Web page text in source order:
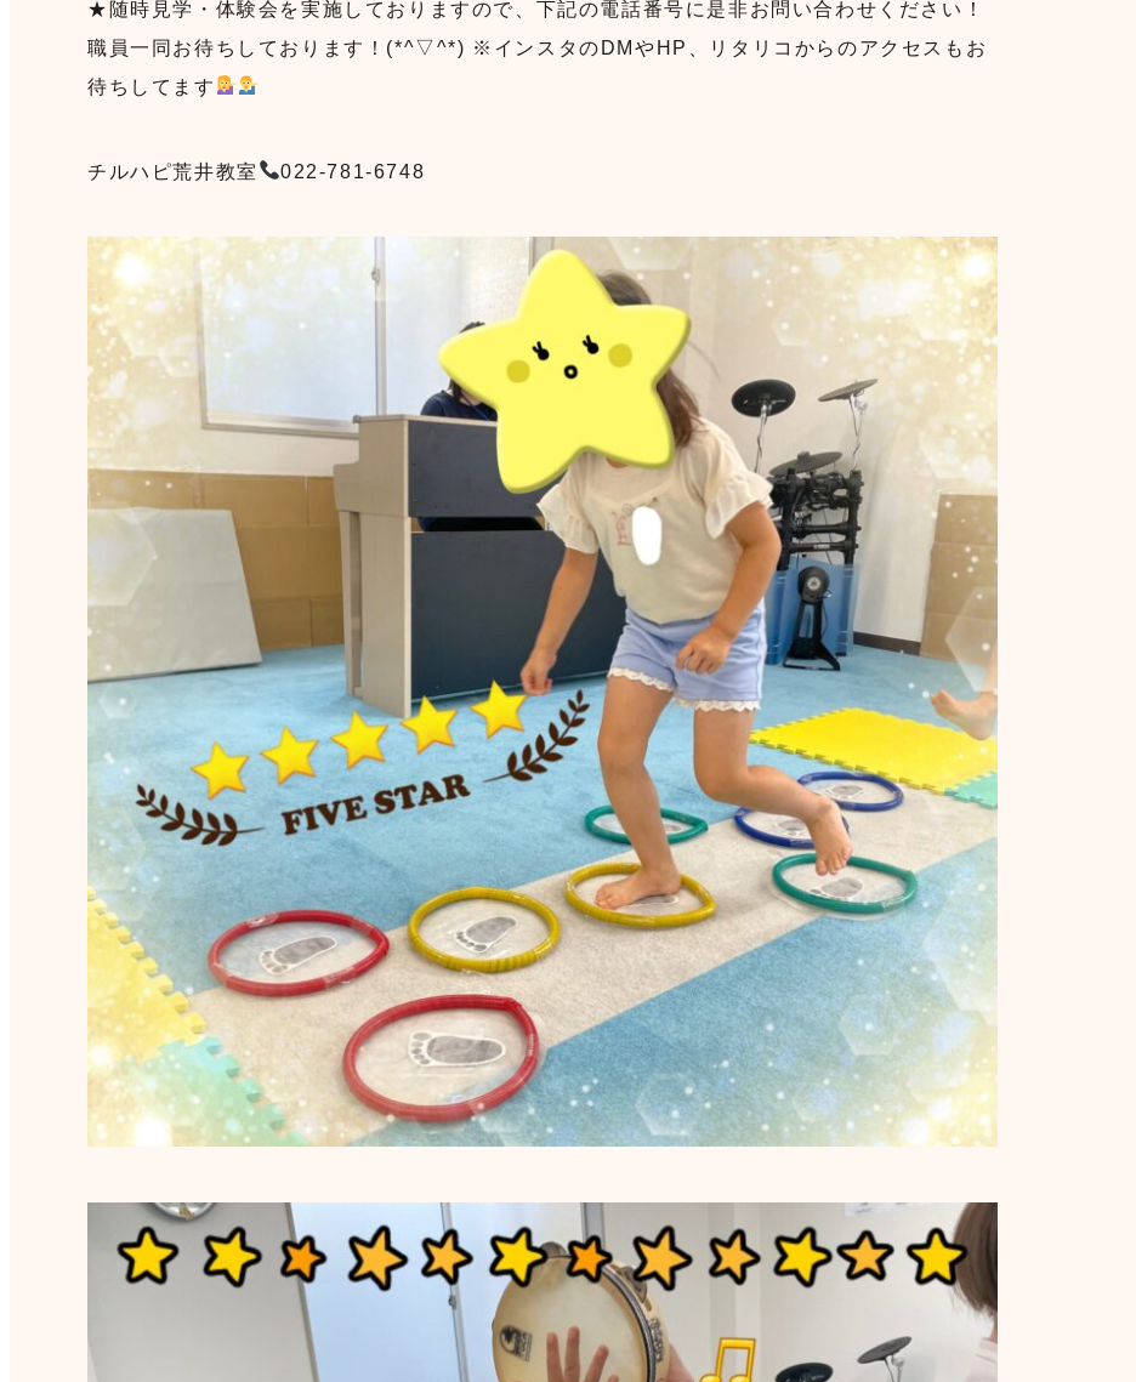
★随時見学・体験会を実施しておりますので、下記の電話番号に是非お問い合わせください！
職員一同お待ちしております！(*^▽^*) ※インスタのDMやHP、リタリコからのアクセスもお
待ちしてます
チルハピ荒井教室 022-781-6748